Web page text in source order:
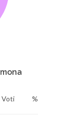
Voti %